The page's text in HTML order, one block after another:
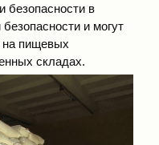
безопасности в
и могут
пищевых
складах.